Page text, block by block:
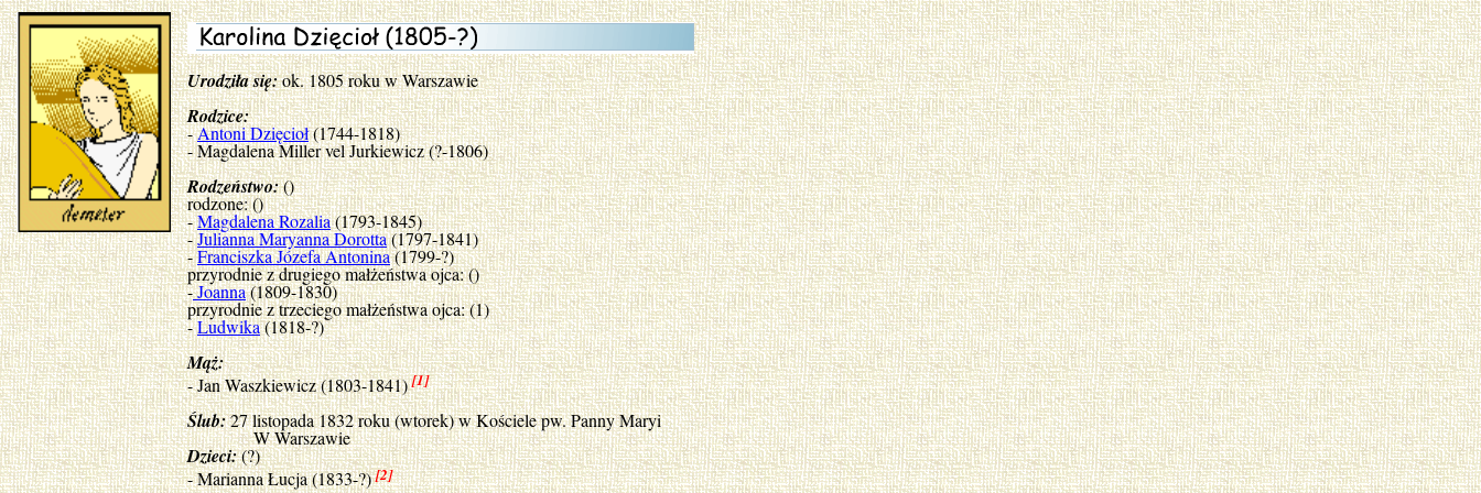
Urodziła się:ok. 1805 roku w Warszawie
Rodzice:
-Antoni Dzięcioł(1744-1818)
- Magdalena Miller vel Jurkiewicz (?-1806)
Rodzeństwo:()
rodzone: ()
-Magdalena Rozalia(1793-1845)
-Julianna Maryanna Dorotta(1797-1841)
-Franciszka Józefa Antonina(1799-?)
przyrodnie z drugiego małżeństwa ojca: ()
-Joanna(1809-1830)
przyrodnie z trzeciego małżeństwa ojca: (1)
-Ludwika(1818-?)
Mąż:
- Jan Waszkiewicz (1803-1841)[1]
Ślub:27 listopada 1832 roku (wtorek) w Kościele pw. Panny Maryi
W Warszawie
Dzieci:(?)
- Marianna Łucja (1833-?)[2]